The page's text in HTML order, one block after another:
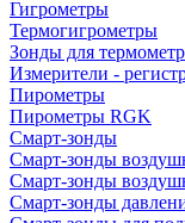
Гигрометры
Термогигрометры
Зонды для
Измерители -
Пирометры
Пирометры RGK
Смарт-зонды
Смарт-зонды
Смарт-зонды
Смарт-зонды